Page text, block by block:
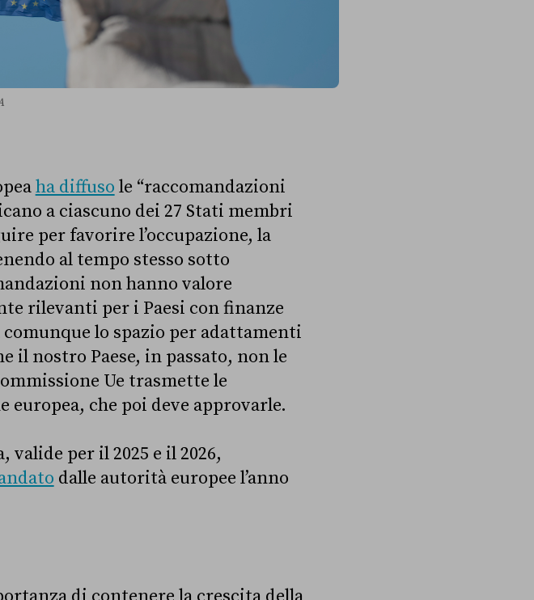
ha diffuso le “raccomandazioni
a ciascuno dei 27 Stati membri
per favorire l’occupazione, la
al tempo stesso sotto
non hanno valore
rilevanti per i Paesi con finanze
lo spazio per adattamenti
il nostro Paese, in passato, non le
Ue trasmette le
europea, che poi deve approvarle.
per il 2025 e il 2026,
dalle autorità europee l’anno